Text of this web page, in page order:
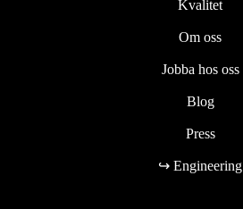
Kvalitet
Om oss
Jobba hos oss
Blog
Press
↪ Engineering